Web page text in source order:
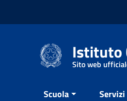
Istituto
Sito web
Scuola Servizi